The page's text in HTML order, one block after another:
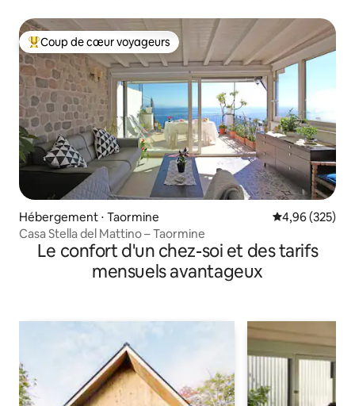
Coups de cœur voyageurs les plus appréciés
Coup de cœur voyageurs
Hébergement ⋅ Taormine Évaluation
4,96 (325)
Casa Stella del Mattino – Taormine
Le confort d'un chez-soi et des tarifs
mensuels avantageux